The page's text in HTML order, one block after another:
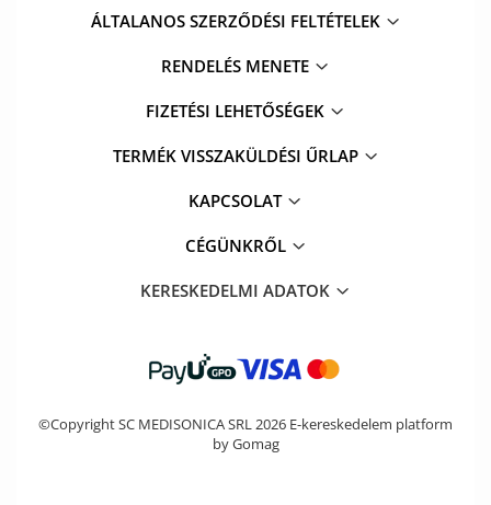
ÁLTALANOS SZERZŐDÉSI FELTÉTELEK
RENDELÉS MENETE
FIZETÉSI LEHETŐSÉGEK
TERMÉK VISSZAKÜLDÉSI ŰRLAP
KAPCSOLAT
CÉGÜNKRŐL
KERESKEDELMI ADATOK
©Copyright SC MEDISONICA SRL 2026 E-kereskedelem platform
by Gomag